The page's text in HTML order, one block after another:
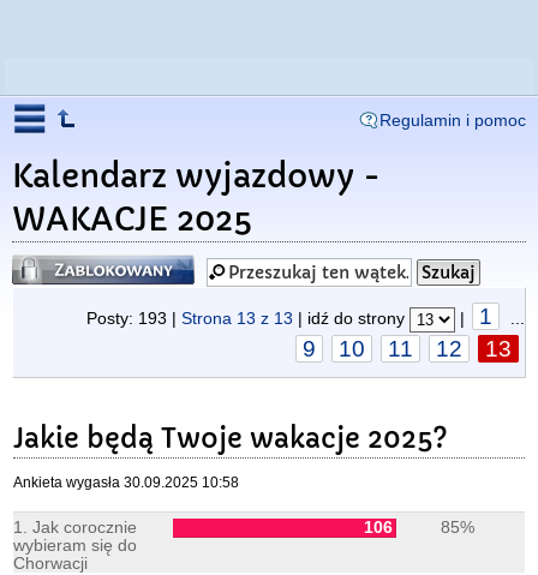
Regulamin i pomoc
Kalendarz wyjazdowy -
WAKACJE 2025
Zablokowany
Posty: 193 | Strona 13 z 13 | idź do strony | 1
9 10 11 12 13
Jakie będą Twoje wakacje 2025?
Ankieta wygasła 30.09.2025 10:58
1. Jak corocznie
wybieram się do
Chorwacji
106 85%